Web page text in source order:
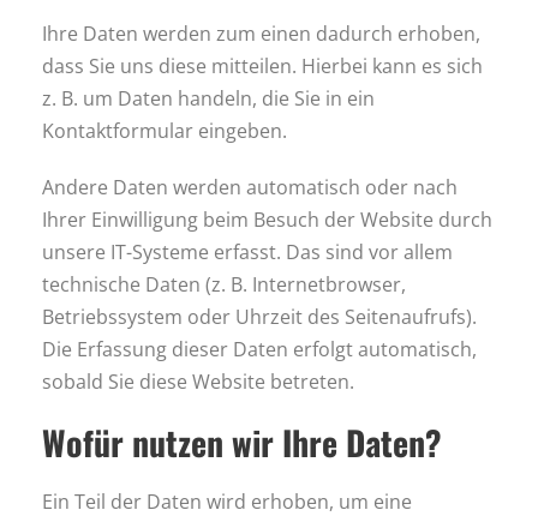
Ihre Daten werden zum einen dadurch erhoben,
dass Sie uns diese mitteilen. Hierbei kann es sich
z. B. um Daten handeln, die Sie in ein
Kontaktformular eingeben.
Andere Daten werden automatisch oder nach
Ihrer Einwilligung beim Besuch der Website durch
unsere IT-Systeme erfasst. Das sind vor allem
technische Daten (z. B. Internetbrowser,
Betriebssystem oder Uhrzeit des Seitenaufrufs).
Die Erfassung dieser Daten erfolgt automatisch,
sobald Sie diese Website betreten.
Wofür nutzen wir Ihre Daten?
Ein Teil der Daten wird erhoben, um eine